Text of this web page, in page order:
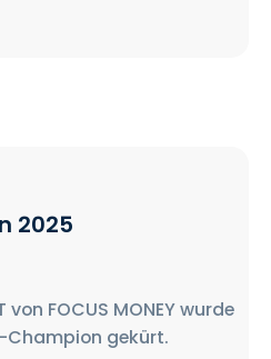
2025
von FOCUS MONEY wurde
Champion gekürt.